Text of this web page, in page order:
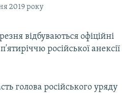
2019 року
відбуваються офіційні
російської анексії
голова російського уряду